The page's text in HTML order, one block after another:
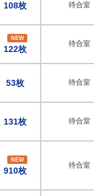
108枚 待合室
NEW
122枚
待合室
53枚 待合室
131枚 待合室
NEW
910枚
待合室